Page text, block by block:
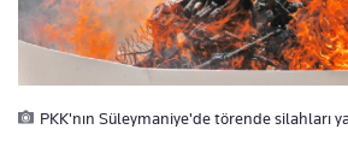
PKK'nın Süleymaniye'de törende silahları